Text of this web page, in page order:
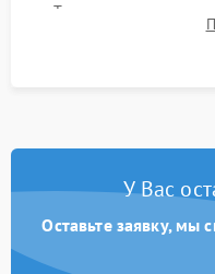
Тестирование
геймпадов, выхода в
У Вас
Оставьте заявку, мы